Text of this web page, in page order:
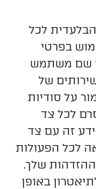
לכל
בפרטי
שם משתמש
של
על סודיות
לכל צד
זה עם צד
לכל הפעולות
שלך.
באופן